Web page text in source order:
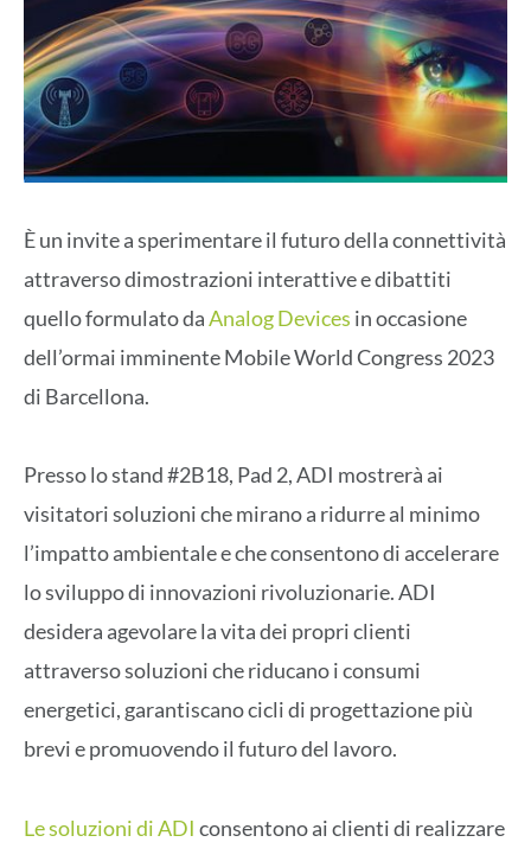
È un invite a sperimentare il futuro della connettività
attraverso dimostrazioni interattive e dibattiti
quello formulato daAnalog Devices in occasione
dell’ormai imminente Mobile World Congress 2023
di Barcellona.
Presso lo stand #2B18, Pad 2, ADI mostrerà ai
visitatori soluzioni che mirano a ridurre al minimo
l’impatto ambientale e che consentono di accelerare
lo sviluppo di innovazioni rivoluzionarie. ADI
desidera agevolare la vita dei propri clienti
attraverso soluzioni che riducano i consumi
energetici, garantiscano cicli di progettazione più
brevi e promuovendo il futuro del lavoro.
Le soluzioni di ADI consentono ai clienti di realizzare